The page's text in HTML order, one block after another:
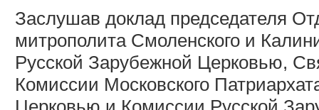
Заслушав доклад председателя
митрополита Смоленского и
Русской Зарубежной Церковью,
Комиссии Московского